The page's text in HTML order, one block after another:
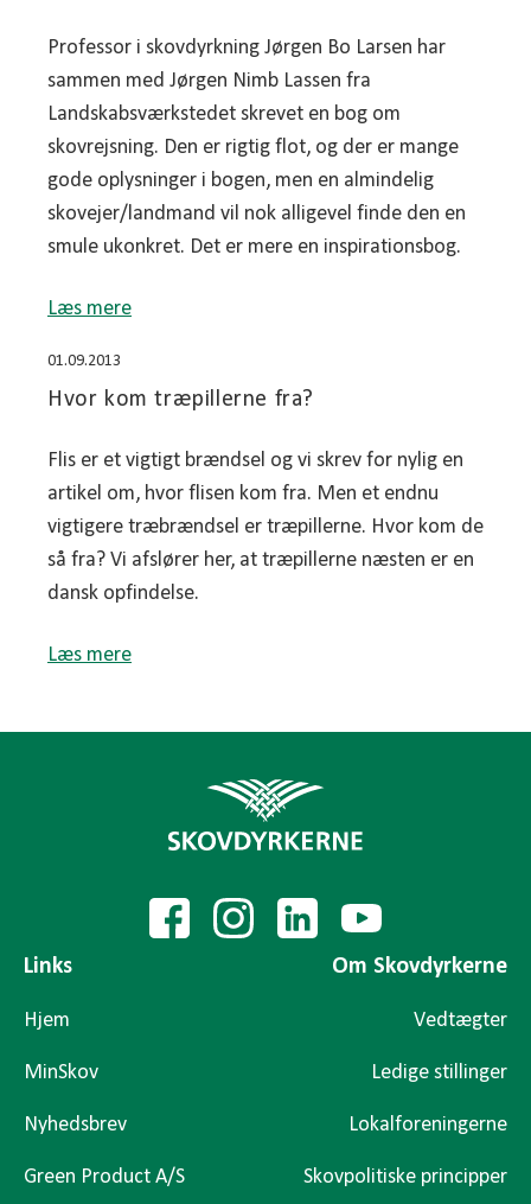
Professor i skovdyrkning Jørgen Bo Larsen har
sammen med Jørgen Nimb Lassen fra
Landskabsværkstedet skrevet en bog om
skovrejsning. Den er rigtig flot, og der er mange
gode oplysninger i bogen, men en almindelig
skovejer/landmand vil nok alligevel finde den en
smule ukonkret. Det er mere en inspirationsbog.
Læs mere
01.09.2013
Hvor kom træpillerne fra?
Flis er et vigtigt brændsel og vi skrev for nylig en
artikel om, hvor flisen kom fra. Men et endnu
vigtigere træbrændsel er træpillerne. Hvor kom de
så fra? Vi afslører her, at træpillerne næsten er en
dansk opfindelse.
Læs mere
Links
Hjem
MinSkov
Nyhedsbrev
Green Product A/S
Om Skovdyrkerne
Vedtægter
Ledige stillinger
Lokalforeningerne
Skovpolitiske principper